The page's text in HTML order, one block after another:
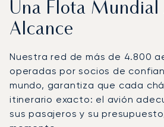
Una Flota Mundial
Alcance
Nuestra red de más de 4.800
operadas por socios de
mundo, garantiza que cada
itinerario exacto: el avión
sus pasajeros y su